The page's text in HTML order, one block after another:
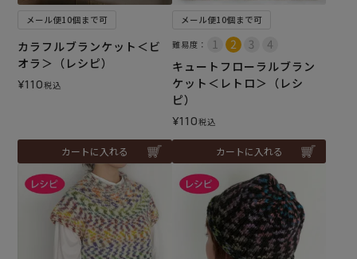
メール便10個まで可
カラフルブランケット＜ビ
オラ＞（レシピ）
¥110税込
カートに入れる
メール便10個まで可
難易度：
キュートフローラルブラン
ケット＜レトロ＞（レシ
ピ）
¥110税込
カートに入れる